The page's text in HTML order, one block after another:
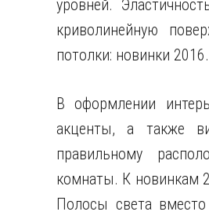
уровней.
криволинейную
потолки: новинки
В оформлении
акценты, а также
правильному
комнаты. К новинкам
Полосы света